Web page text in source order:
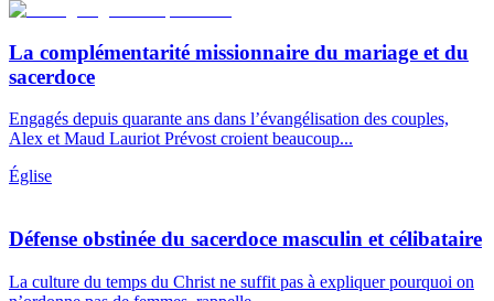
La complémentarité missionnaire du mariage et du
sacerdoce
Engagés depuis quarante ans dans l’évangélisation des couples,
Alex et Maud Lauriot Prévost croient beaucoup...
Église
Défense obstinée du sacerdoce masculin et célibataire
La culture du temps du Christ ne suffit pas à expliquer pourquoi on